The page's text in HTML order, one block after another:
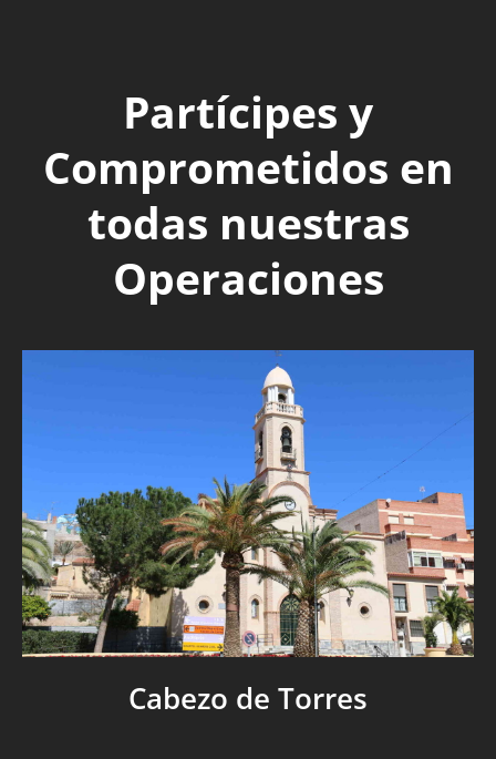
Partícipes y
Comprometidos en
todas nuestras
Operaciones
Cabezo de Torres